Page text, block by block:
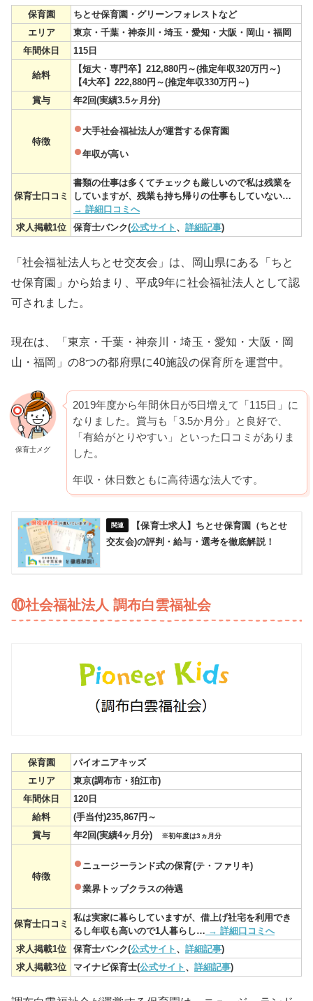
保育園
ちとせ保育園・グリーンフォレストなど
エリア
東京・千葉・神奈川・埼玉・愛知・大阪・岡山・福岡
年間休日
115日
給料
【短大・専門卒】212,880円～(推定年収320万円～)
【4大卒】222,880円～(推定年収330万円～)
賞与
年2回(実績3.5ヶ月分)
特徴
大手社会福祉法人が運営する保育園
年収が高い
保育士口コミ
書類の仕事は多くてチェックも厳しいので私は残業を
していますが、残業も持ち帰りの仕事もしていない…
→ 詳細口コミへ
求人掲載1位
保育士バンク(公式サイト 、 詳細記事)
「社会福祉法人ちとせ交友会」は、岡山県にある「ちと
せ保育園」から始まり、平成9年に社会福祉法人として認
可されました。
現在は、「東京・千葉・神奈川・埼玉・愛知・大阪・岡
山・福岡」の8つの都府県に40施設の保育所を運営中。
保育士メグ
2019年度から年間休日が5日増えて「115日」に
なりました。賞与も「3.5か月分」と良好で、
「有給がとりやすい」といった口コミがありま
した。
年収・休日数ともに高待遇な法人です。
【保育士求人】ちとせ保育園（ちとせ
交友会)の評判・給与・選考を徹底解説！
⑩社会福祉法人 調布白雲福祉会
保育園
パイオニアキッズ
エリア
東京(調布市・狛江市)
年間休日
120日
給料
(手当付)235,867円～
賞与
年2回(実績4ヶ月分) ※初年度は3ヵ月分
特徴
ニュージーランド式の保育(テ・ファリキ)
業界トップクラスの待遇
保育士口コミ
私は実家に暮らしていますが、借上げ社宅を利用でき
るし年収も高いので1人暮らし… → 詳細口コミへ
求人掲載1位
保育士バンク(公式サイト 、 詳細記事)
求人掲載3位
マイナビ保育士(公式サイト 、 詳細記事)